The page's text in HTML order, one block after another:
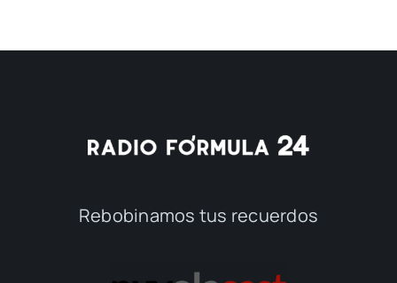
Rebobinamos tus recuerdos